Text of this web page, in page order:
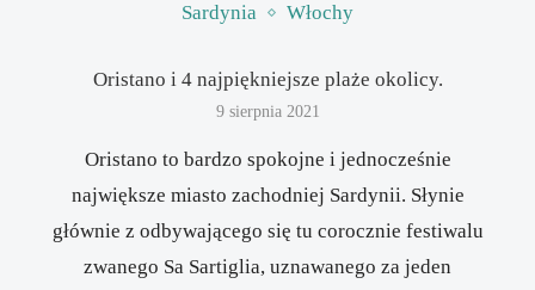
Sardynia
Włochy
Oristano i 4 najpiękniejsze plaże okolicy.
9 sierpnia 2021
Oristano to bardzo spokojne i jednocześnie
największe miasto zachodniej Sardynii. Słynie
głównie z odbywającego się tu corocznie festiwalu
zwanego Sa Sartiglia, uznawanego za jeden